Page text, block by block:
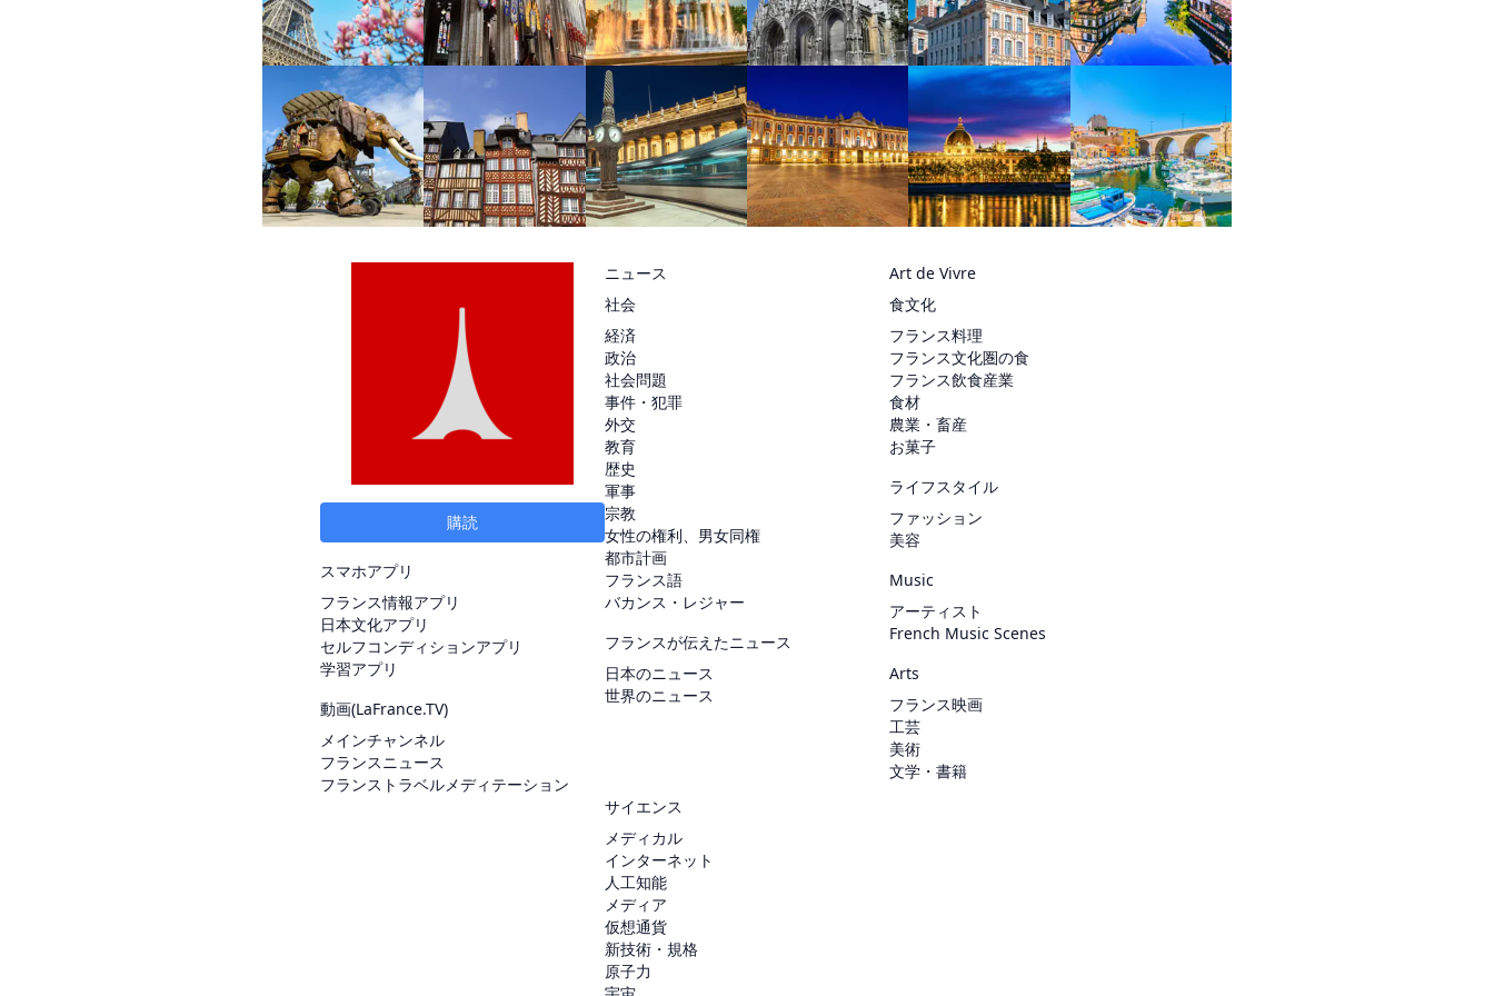
購読
スマホアプリ
フランス情報アプリ
日本文化アプリ
セルフコンディションアプリ
学習アプリ
動画(LaFrance.TV)
メインチャンネル
フランスニュース
フランストラベルメディテーション
ニュース
社会
経済
政治
社会問題
事件・犯罪
外交
教育
歴史
軍事
宗教
女性の権利、男女同権
都市計画
フランス語
バカンス・レジャー
フランスが伝えたニュース
日本のニュース
世界のニュース
Art de Vivre
食文化
フランス料理
フランス文化圏の食
フランス飲食産業
食材
農業・畜産
お菓子
ライフスタイル
ファッション
美容
Music
アーティスト
French Music Scenes
Arts
フランス映画
工芸
美術
文学・書籍
サイエンス
メディカル
インターネット
人工知能
メディア
仮想通貨
新技術・規格
原子力